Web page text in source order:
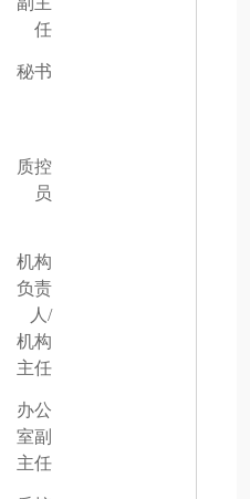
任
秘书
质控
员
机构
负责
人/
机构
主任
办公
室副
主任